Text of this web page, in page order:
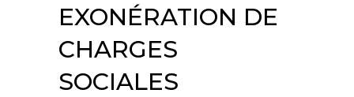
EXONÉRATION DE
CHARGES
SOCIALES